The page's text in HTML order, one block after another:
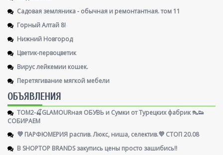
Садовая земляника - обычная и ремонтантная. том 11
Горный Алтай 8!
Нижний Новгород
Цветик-первоцветик
Вирус лейкемии кошек.
Перетягивание мягкой мебели
ОБЪЯВЛЕНИЯ
ТОМ2-🍒GLAMOURная ОБУВЬ и Сумки от Турецких фабрик 👠👟
СОБИРАЕМ
💜 ПАРФЮМЕРИЯ распив. Люкс, ниша, селектив.💜 СТОП 20.08
В SHOPTOP BRANDS закупись цены просто зашибись!!